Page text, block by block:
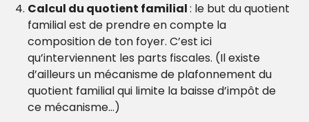
Calcul du quotient familial : le but du quotient
familial est de prendre en compte la
composition de ton foyer. C’est ici
qu’interviennent les parts fiscales. (Il existe
d’ailleurs un mécanisme de plafonnement du
quotient familial qui limite la baisse d’impôt de
ce mécanisme…)